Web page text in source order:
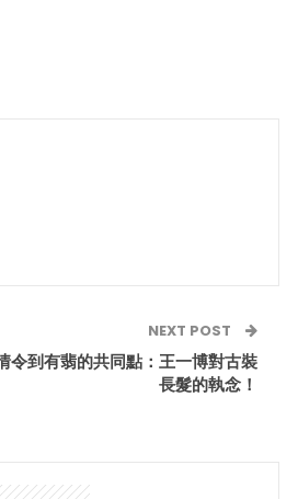
NEXT POST
令到有翡的共同點：王一博對古裝
長髮的執念！